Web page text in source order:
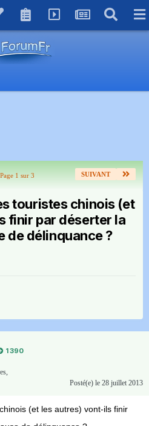
SUIVANT
Page 1 sur 3
touristes chinois (et
finir par déserter la
de délinquance ?
1 390
Posté(e) le 28 juillet 2013
(et les autres) vont-ils finir